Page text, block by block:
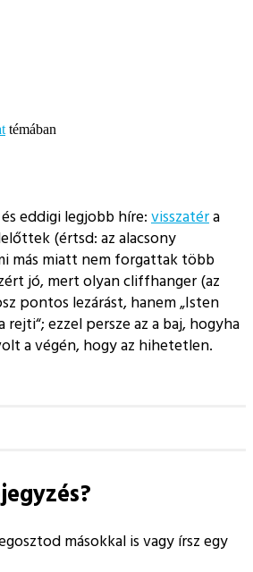
témában
eddigi legjobb híre: visszatéra
(értsd: az alacsony
más miatt nem forgattak több
jó, mert olyan cliffhanger (az
pontos lezárást, hanem Isten
rejti ; ezzel persze az a baj, hogyha
a végén, hogy az hihetetlen.
másokkal is vagy írsz egy